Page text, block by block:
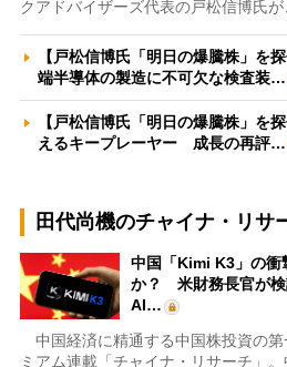
クアドバイザーズ代表の戸松信博氏が
【戸松信博氏「明日の爆騰株」を
端半導体の製造に不可欠な検査装…
【戸松信博氏「明日の爆騰株」を
えるキープレーヤー 成長の再評…
田代尚機のチャイナ・リサ
中国「Kimi K3」の衝
か？ 米財務長官が検
AI…
中国経済に精通する中国株投資の第
ミアム連載「チャイナ・リサーチ」。